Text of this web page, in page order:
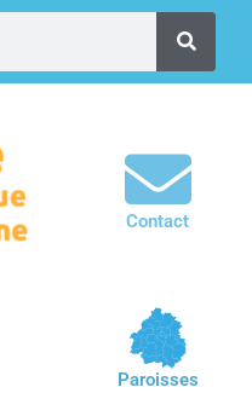
Contact
Paroisses